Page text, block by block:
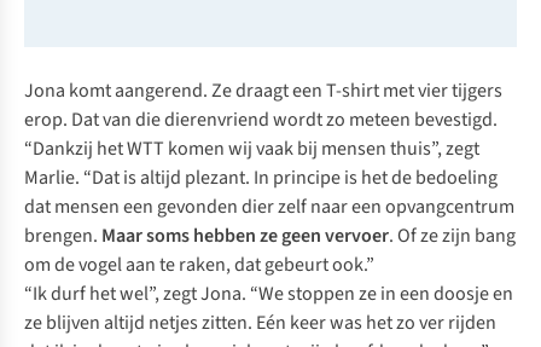
Jona komt aangerend. Ze draagt een T-shirt met vier tijgers
erop. Dat van die dierenvriend wordt zo meteen bevestigd.
“Dankzij het WTT komen wij vaak bij mensen thuis”, zegt
Marlie. “Dat is altijd plezant. In principe is het de bedoeling
dat mensen een gevonden dier zelf naar een opvangcentrum
brengen. Maar soms hebben ze geen vervoer. Of ze zijn bang
om de vogel aan te raken, dat gebeurt ook.”
“Ik durf het wel”, zegt Jona. “We stoppen ze in een doosje en
ze blijven altijd netjes zitten. Eén keer was het zo ver rijden